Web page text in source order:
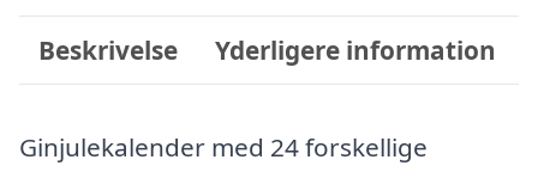
Beskrivelse Yderligere information
Ginjulekalender med 24 forskellige